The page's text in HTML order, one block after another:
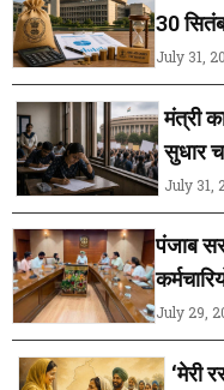
30
July 31,
मंत्री
सुधार
July 31,
पंजाब
July 29,
‘मेरी